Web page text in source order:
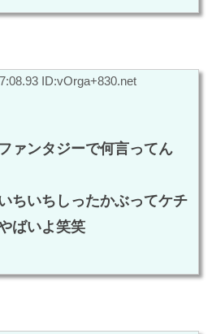
ID:vOrga+830.net
ァンタジーで何言ってん
ちいちしったかぶってケチ
ばいよ笑笑